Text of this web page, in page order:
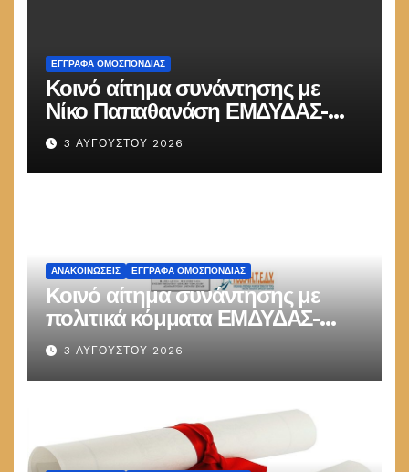
ΕΓΓΡΑΦΑ ΟΜΟΣΠΟΝΔΙΑΣ
Κοινό αίτημα συνάντησης με
Νίκο Παπαθανάση ΕΜΔΥΔΑΣ-
ΠΟΜΗΤΕΔΥ
3 ΑΥΓΟΎΣΤΟΥ 2026
ΑΝΑΚΟΙΝΏΣΕΙΣ ΕΓΓΡΑΦΑ ΟΜΟΣΠΟΝΔΙΑΣ
Κοινό αίτημα συνάντησης με
πολιτικά κόμματα ΕΜΔΥΔΑΣ-
ΠΟΜΗΤΕΔΥ
3 ΑΥΓΟΎΣΤΟΥ 2026